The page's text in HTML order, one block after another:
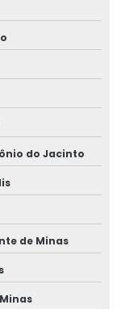
do Jacinto
de Minas